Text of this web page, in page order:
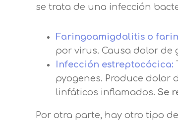
se trata de una infección
Faringoamigdalitis o
por virus. Causa dolor de
Infección estreptocócica:
pyogenes. Produce dolor
linfáticos inflamados. Se
Por otra parte, hay otro tipo